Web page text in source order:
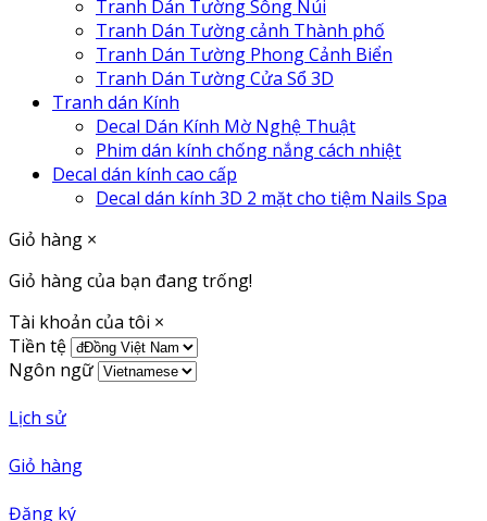
Tranh Dán Tường Sông Núi
Tranh Dán Tường cảnh Thành phố
Tranh Dán Tường Phong Cảnh Biển
Tranh Dán Tường Cửa Sổ 3D
Tranh dán Kính
Decal Dán Kính Mờ Nghệ Thuật
Phim dán kính chống nắng cách nhiệt
Decal dán kính cao cấp
Decal dán kính 3D 2 mặt cho tiệm Nails Spa
Giỏ hàng ×
Giỏ hàng của bạn đang trống!
Tài khoản của tôi ×
Tiền tệ
Ngôn ngữ
Lịch sử
Giỏ hàng
Đăng ký